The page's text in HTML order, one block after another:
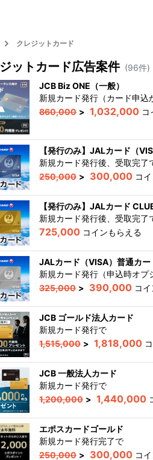
クレジットカード
ットカード広告案件 (96件)
JCB Biz ONE（一般）
新規カード発行（カード申込
860,000 > 1,032,000 コ
【発行のみ】JALカード（
新規カード発行後、受取完了
250,000 > 300,000 コ
【発行のみ】JALカード
新規カード発行後、受取完了
725,000 コインもらえる
JALカード（VISA）普通カー
新規カード発行（申込時オプ
325,000 > 390,000 コイ
JCB ゴールド法人カード
新規カード発行で
1,515,000 > 1,818,000
JCB 一般法人カード
新規カード発行で
1,200,000 > 1,440,000
エポスカードゴールド
新規カード発行完了で
250,000 > 300,000 コ